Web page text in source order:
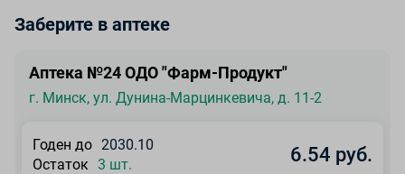
Заберите в аптеке
Аптека №24 ОДО "Фарм-Продукт"
г. Минск, ул. Дунина-Марцинкевича, д. 11-2
Годен до 2030.10
Остаток 3 шт. 6.54 руб.